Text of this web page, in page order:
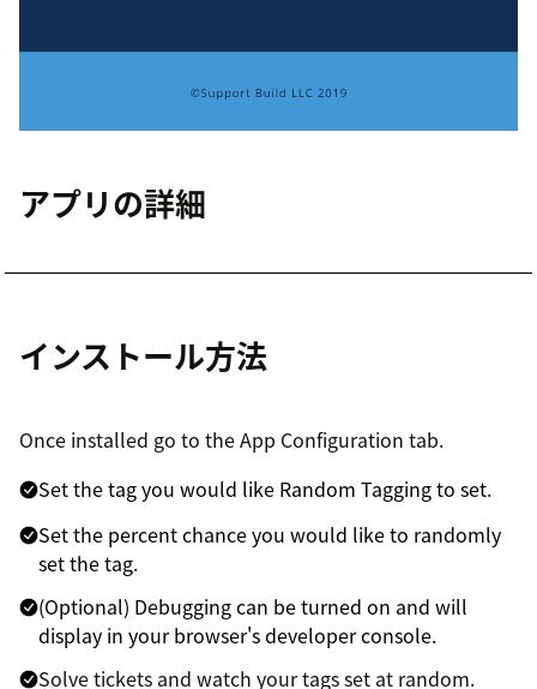
アプリの詳細
インストール方法
Once installed go to the App Configuration tab.
Set the tag you would like Random Tagging to set.
Set the percent chance you would like to randomly
set the tag.
(Optional) Debugging can be turned on and will
display in your browser's developer console.
Solve tickets and watch your tags set at random.